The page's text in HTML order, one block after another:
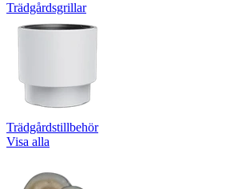
Trädgårdsgrillar
Trädgårdstillbehör
Visa alla